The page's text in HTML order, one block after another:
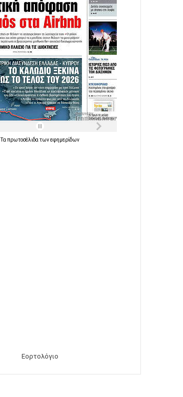
Ταπρωτοσέλιδατωνεφημερίδων
Εορτολόγιο